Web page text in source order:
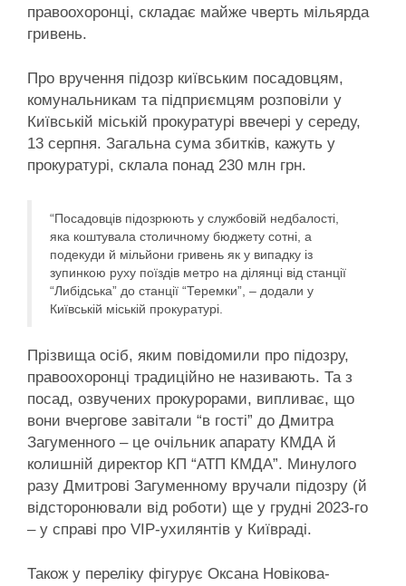
правоохоронці, складає майже чверть мільярда
гривень.
Про вручення підозр київським посадовцям,
комунальникам та підприємцям розповіли у
Київській міській прокуратурі ввечері у середу,
13 серпня. Загальна сума збитків, кажуть у
прокуратурі, склала понад 230 млн грн.
“Посадовців підозрюють у службовій недбалості,
яка коштувала столичному бюджету сотні, а
подекуди й мільйони гривень як у випадку із
зупинкою руху поїздів метро на ділянці від станції
“Либідська” до станції “Теремки”, – додали у
Київській міській прокуратурі.
Прізвища осіб, яким повідомили про підозру,
правоохоронці традиційно не називають. Та з
посад, озвучених прокурорами, випливає, що
вони вчергове завітали “в гості” до Дмитра
Загуменного – це очільник апарату КМДА й
колишній директор КП “АТП КМДА”. Минулого
разу Дмитрові Загуменному вручали підозру (й
відсторонювали від роботи) ще у грудні 2023-го
– у справі про VIP-ухилянтів у Київраді.
Також у переліку фігурує Оксана Новікова-